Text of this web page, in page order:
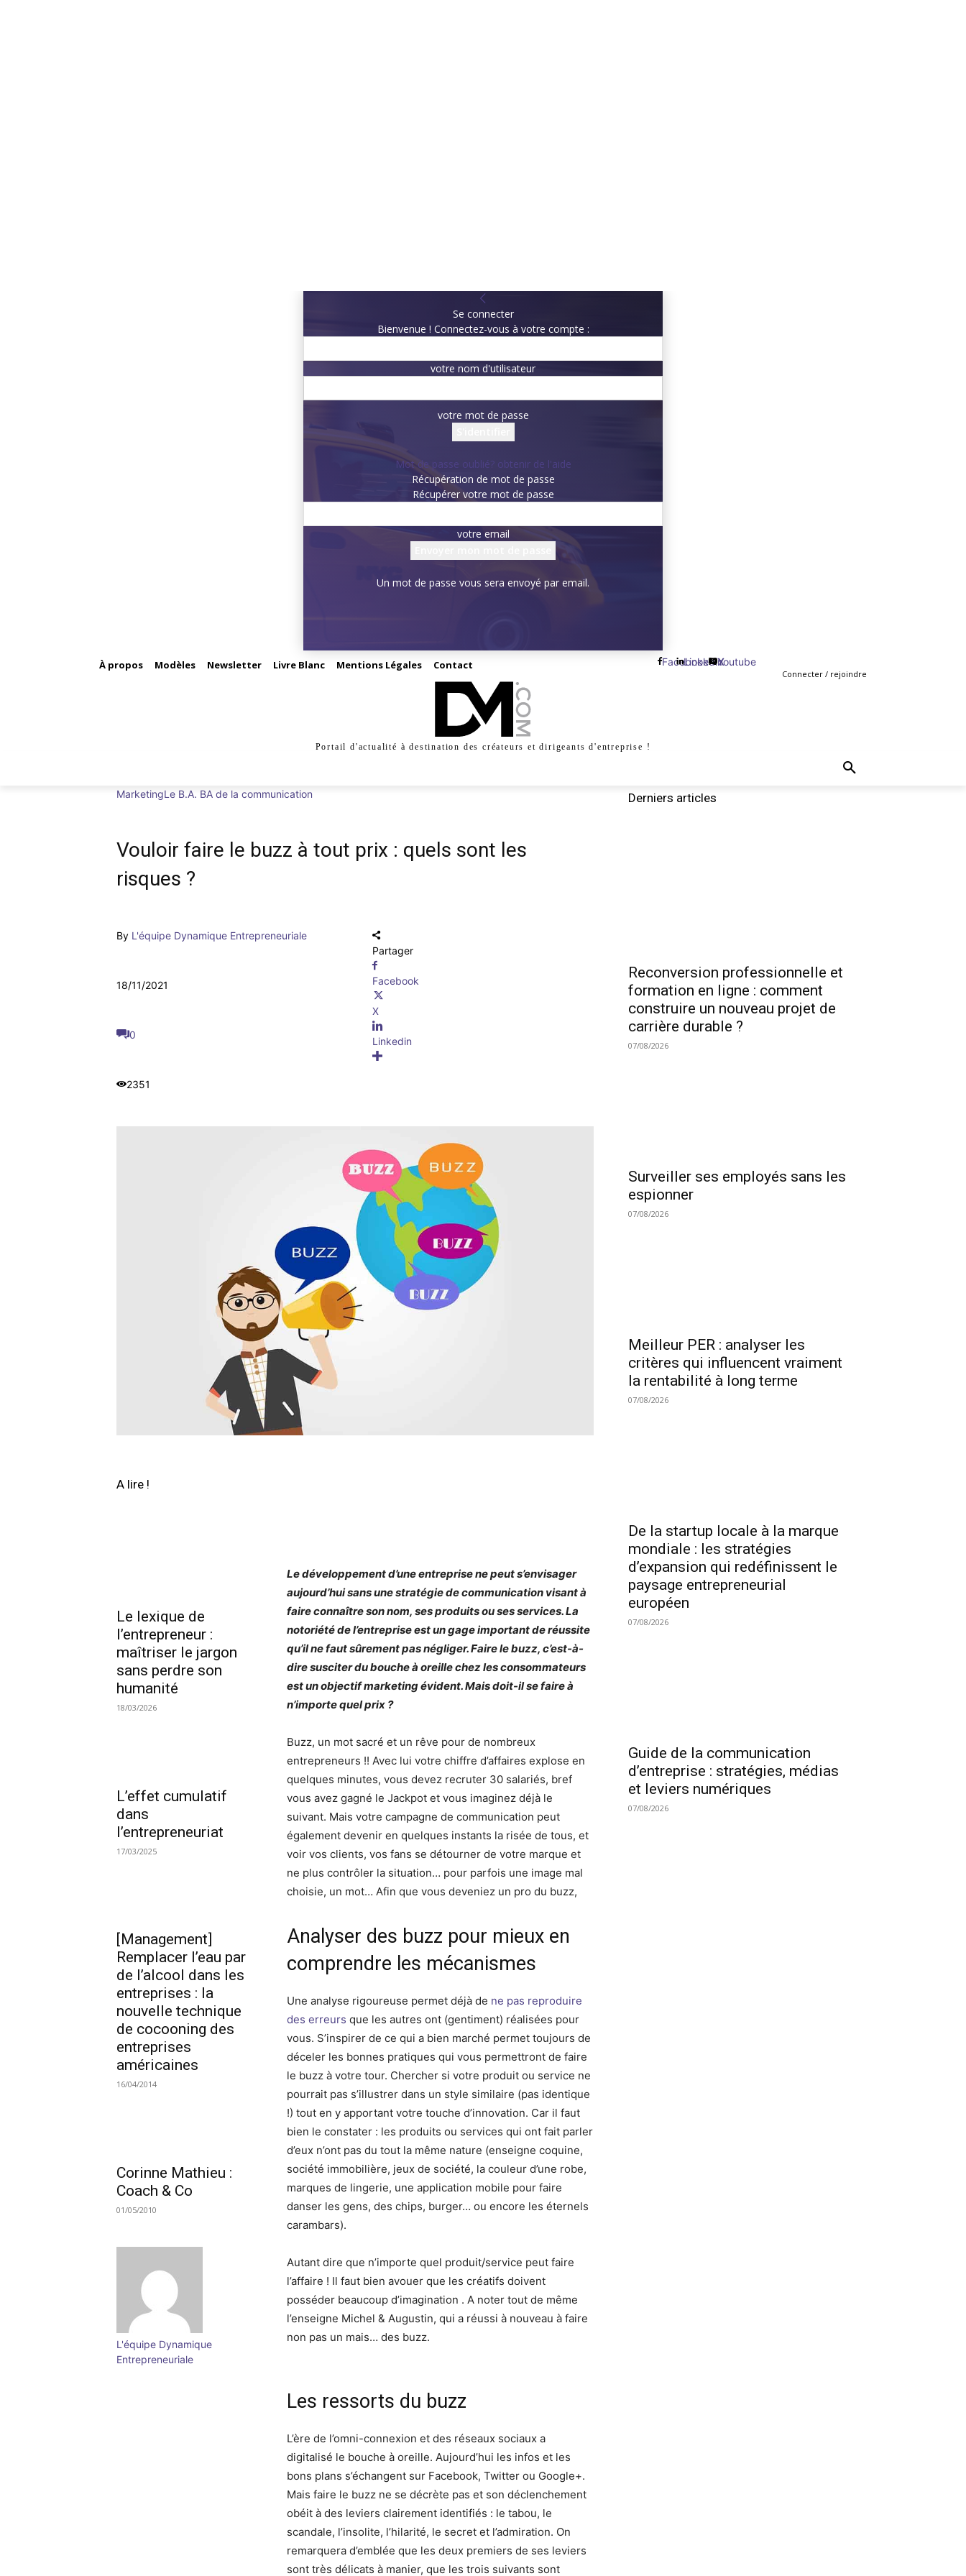
Se connecter
Bienvenue ! Connectez-vous à votre compte :
votre nom d'utilisateur
votre mot de passe
Mot de passe oublié? obtenir de l'aide
Récupération de mot de passe
Récupérer votre mot de passe
votre email
Un mot de passe vous sera envoyé par email.
À propos Modèles Newsletter Livre Blanc Mentions Légales Contact Facebook
Linkedin
X
Youtube
Connecter / rejoindre
Portail d'actualité à destination des créateurs et dirigeants d'entreprise !
MarketingLe B.A. BA de la communication
Vouloir faire le buzz à tout prix : quels sont les
risques ?
By L'équipe Dynamique Entrepreneuriale
18/11/2021
0
2351
Partager
Facebook
X
Linkedin
A lire !
Le lexique de
l’entrepreneur :
maîtriser le jargon
sans perdre son
humanité
18/03/2026
L’effet cumulatif
dans
l’entrepreneuriat
17/03/2025
[Management]
Remplacer l’eau par
de l’alcool dans les
entreprises : la
nouvelle technique
de cocooning des
entreprises
américaines
16/04/2014
Corinne Mathieu :
Coach & Co
01/05/2010
L'équipe Dynamique
Entrepreneuriale
Le développement d’une entreprise ne peut s’envisager
aujourd’hui sans une stratégie de communication visant à
faire connaître son nom, ses produits ou ses services. La
notoriété de l’entreprise est un gage important de réussite
qu’il ne faut sûrement pas négliger. Faire le buzz, c’est-à-
dire susciter du bouche à oreille chez les consommateurs
est un objectif marketing évident. Mais doit-il se faire à
n’importe quel prix ?
Buzz, un mot sacré et un rêve pour de nombreux
entrepreneurs !! Avec lui votre chiffre d’affaires explose en
quelques minutes, vous devez recruter 30 salariés, bref
vous avez gagné le Jackpot et vous imaginez déjà le
suivant. Mais votre campagne de communication peut
également devenir en quelques instants la risée de tous, et
voir vos clients, vos fans se détourner de votre marque et
ne plus contrôler la situation… pour parfois une image mal
choisie, un mot… Afin que vous deveniez un pro du buzz,
Analyser des buzz pour mieux en
comprendre les mécanismes
Une analyse rigoureuse permet déjà de ne pas reproduire
des erreurs que les autres ont (gentiment) réalisées pour
vous. S’inspirer de ce qui a bien marché permet toujours de
déceler les bonnes pratiques qui vous permettront de faire
le buzz à votre tour. Chercher si votre produit ou service ne
pourrait pas s’illustrer dans un style similaire (pas identique
!) tout en y apportant votre touche d’innovation. Car il faut
bien le constater : les produits ou services qui ont fait parler
d’eux n’ont pas du tout la même nature (enseigne coquine,
société immobilière, jeux de société, la couleur d’une robe,
marques de lingerie, une application mobile pour faire
danser les gens, des chips, burger… ou encore les éternels
carambars).
Autant dire que n’importe quel produit/service peut faire
l’affaire ! Il faut bien avouer que les créatifs doivent
posséder beaucoup d’imagination . A noter tout de même
l’enseigne Michel & Augustin, qui a réussi à nouveau à faire
non pas un mais… des buzz.
Les ressorts du buzz
L’ère de l’omni-connexion et des réseaux sociaux a
digitalisé le bouche à oreille. Aujourd’hui les infos et les
bons plans s’échangent sur Facebook, Twitter ou Google+.
Mais faire le buzz ne se décrète pas et son déclenchement
obéit à des leviers clairement identifiés : le tabou, le
scandale, l’insolite, l’hilarité, le secret et l’admiration. On
remarquera d’emblée que les deux premiers de ses leviers
sont très délicats à manier, que les trois suivants sont
Derniers articles
Reconversion professionnelle et
formation en ligne : comment
construire un nouveau projet de
carrière durable ?
07/08/2026
Surveiller ses employés sans les
espionner
07/08/2026
Meilleur PER : analyser les
critères qui influencent vraiment
la rentabilité à long terme
07/08/2026
De la startup locale à la marque
mondiale : les stratégies
d’expansion qui redéfinissent le
paysage entrepreneurial
européen
07/08/2026
Guide de la communication
d’entreprise : stratégies, médias
et leviers numériques
07/08/2026